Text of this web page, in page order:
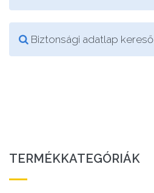
Biztonsági adatlap kereső
TERMÉKKATEGÓRIÁK